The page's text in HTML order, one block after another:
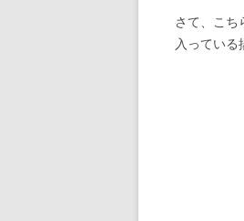
さて、こち
入っている